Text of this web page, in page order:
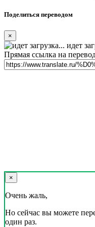
Поделиться переводом
×
идет
Прямая ссылка на
×
Очень жаль,
Но сейчас вы можете
один раз.